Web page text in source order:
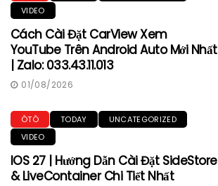
VIDEO
Cách Cài Đặt CarView Xem
YouTube Trên Android Auto Mới Nhất
| Zalo: 033.43.11.013
01/08/2026
ÔTÔ TODAY
UNCATEGORIZED
VIDEO
IOS 27 | Hướng Dẫn Cài Đặt SideStore
& LiveContainer Chi Tiết Nhất